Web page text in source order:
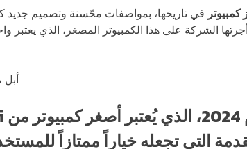
في تاريخها، بمواصفات محّسنة وتصميم جديد
الشركة على هذا الكمبيوتر المصغر، الذي يعتبر